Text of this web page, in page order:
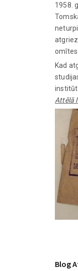
1958.
omītes
Kad
Attēlā
Blog